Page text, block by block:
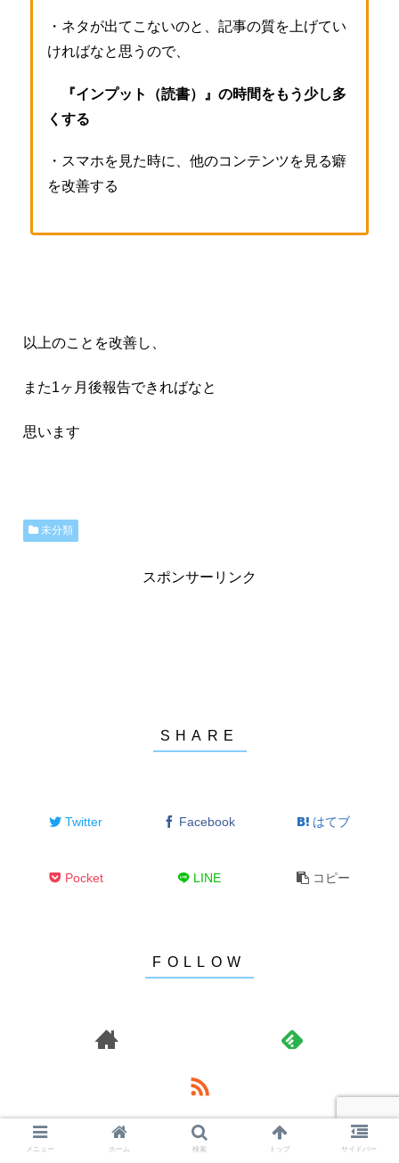
・ネタが出てこないのと、記事の質を上げてい
ければなと思うので、
『インプット（読書）』の時間をもう少し多
くする
・スマホを見た時に、他のコンテンツを見る癖
を改善する
以上のことを改善し、
また1ヶ月後報告できればなと
思います
未分類
スポンサーリンク
Twitter Facebook はてブ
Pocket LINE コピー
おーとも
メニュー ホーム 検索 トップ サイドバー